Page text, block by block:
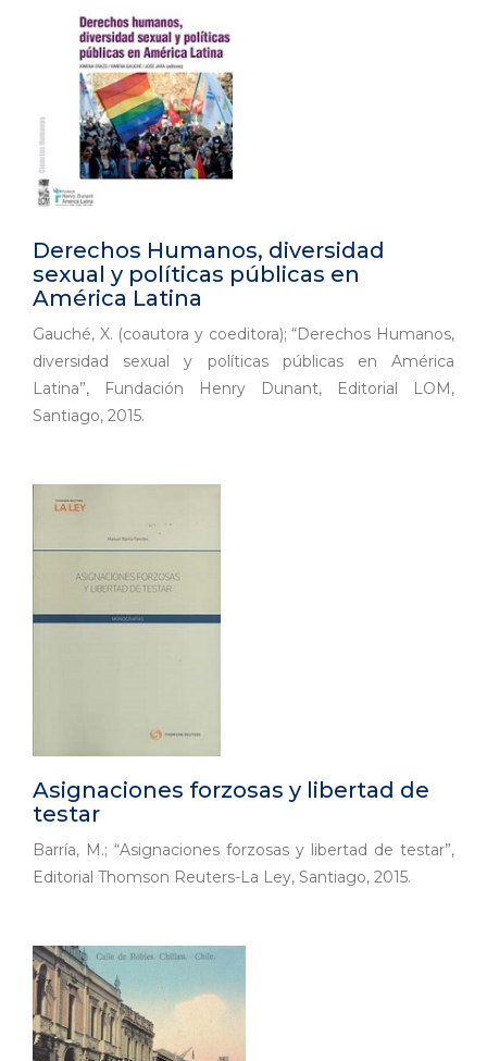
Derechos Humanos, diversidad
sexual y políticas públicas en
América Latina
Gauché, X. (coautora y coeditora); “Derechos Humanos,
diversidad sexual y políticas públicas en América
Latina”, Fundación Henry Dunant, Editorial LOM,
Santiago, 2015.
Asignaciones forzosas y libertad de
testar
Barría, M.; “Asignaciones forzosas y libertad de testar”,
Editorial Thomson Reuters-La Ley, Santiago, 2015.